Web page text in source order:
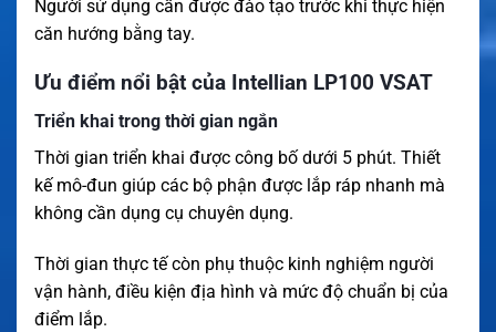
Người sử dụng cần được đào tạo trước khi thực hiện
căn hướng bằng tay.
Ưu điểm nổi bật của Intellian LP100 VSAT
Triển khai trong thời gian ngắn
Thời gian triển khai được công bố dưới 5 phút. Thiết
kế mô-đun giúp các bộ phận được lắp ráp nhanh mà
không cần dụng cụ chuyên dụng.
Thời gian thực tế còn phụ thuộc kinh nghiệm người
vận hành, điều kiện địa hình và mức độ chuẩn bị của
điểm lắp.